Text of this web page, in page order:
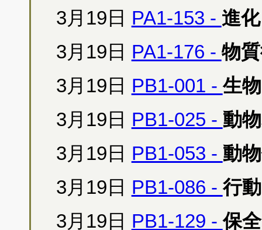
3月19日 PA1-153 - 進化
3月19日 PA1-176 - 物
3月19日 PB1-001 -生
3月19日 PB1-025 - 動
3月19日 PB1-053 - 動
3月19日 PB1-086 -行動
3月19日 PB1-129 -保全